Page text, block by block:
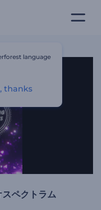
スペクトラム
language
thanks